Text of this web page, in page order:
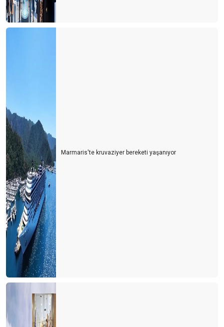
Marmaris'te kruvaziyer bereketi yaşanıyor